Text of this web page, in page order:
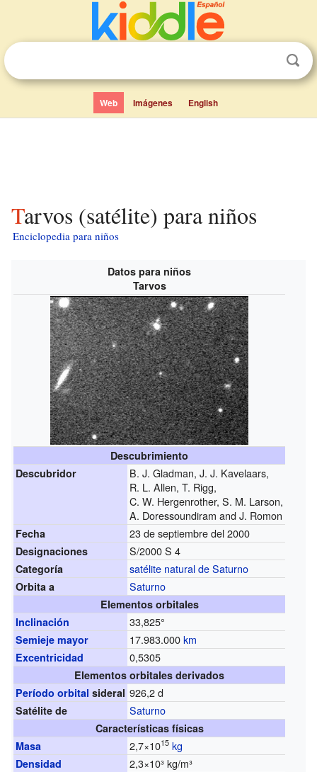
Web Imágenes English
Tarvos (satélite) para niños
Enciclopedia para niños
Datos para niños
Tarvos
Descubrimiento
Descubridor
B. J. Gladman, J. J. Kavelaars,
R. L. Allen, T. Rigg,
C. W. Hergenrother, S. M. Larson,
A. Doressoundiram and J. Romon
Fecha 23 de septiembre del 2000
Designaciones S/2000 S 4
Categoría satélite natural de Saturno
Orbita a Saturno
Elementos orbitales
Inclinación
33,825°
Semieje mayor 17.983.000km
Excentricidad 0,5305
Elementos orbitales derivados
Período orbital sideral 926,2 d
Satélite de Saturno
Características físicas
Masa
2,7×1015 kg
Densidad 2,3×10³ kg/m³